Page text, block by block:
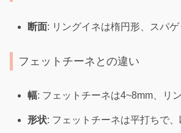
断面: リングイネは楕円形、スパ
フェットチーネとの違い
幅: フェットチーネは4~8mm、リ
形状: フェットチーネは平打ちで